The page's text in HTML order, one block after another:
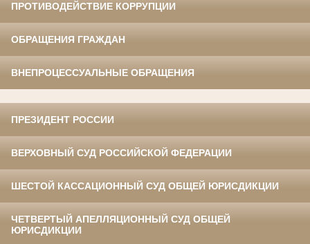
ПРОТИВОДЕЙСТВИЕ КОРРУПЦИИ
ОБРАЩЕНИЯ ГРАЖДАН
ВНЕПРОЦЕССУАЛЬНЫЕ ОБРАЩЕНИЯ
ПРЕЗИДЕНТ РОССИИ
ВЕРХОВНЫЙ СУД РОССИЙСКОЙ ФЕДЕРАЦИИ
ШЕСТОЙ КАССАЦИОННЫЙ СУД ОБЩЕЙ ЮРИСДИКЦИИ
ЧЕТВЕРТЫЙ АПЕЛЛЯЦИОННЫЙ СУД ОБЩЕЙ
ЮРИСДИКЦИИ